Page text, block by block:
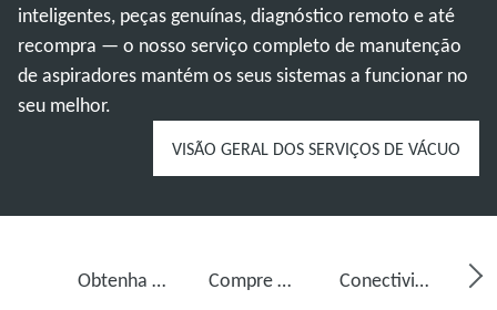
inteligentes, peças genuínas, diagnóstico remoto e até
recompra — o nosso serviço completo de manutenção
de aspiradores mantém os seus sistemas a funcionar no
seu melhor.
VISÃO GERAL DOS SERVIÇOS DE VÁCUO
Obtenha serviço para a sua bomba de vácuo Compre óleo para bomba de vácuo, peças sobressalentes e kits Conectividade, monitorização e deteção